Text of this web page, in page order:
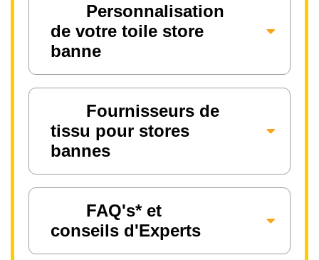
Personnalisation
de votre toile store
banne
Fournisseurs de
tissu pour stores
bannes
FAQ's* et
conseils d'Experts